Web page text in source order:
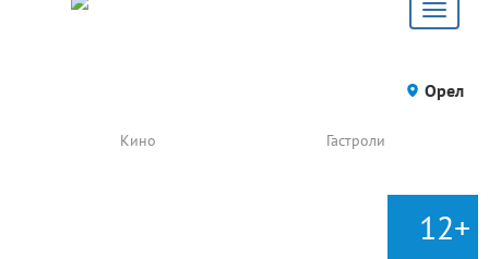
Toggle
Орел
Кино Гастроли
12+